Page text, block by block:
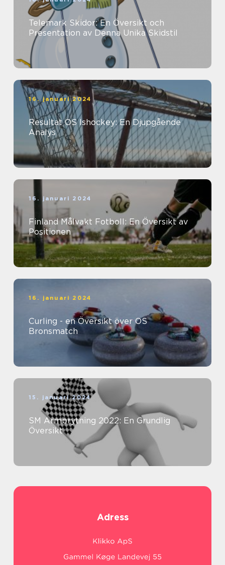
Telemark Skidor: En Översikt och
Presentation av Denna Unika Skidstil
16. januari 2024
Resultat OS Ishockey: En Djupgående
Analys
16. januari 2024
Finland Målvakt Fotboll: En Översikt av
Positionen
16. januari 2024
Curling - en Översikt över OS
Bronsmatch
15. januari 2024
SM Armbrytning 2022: En Grundlig
Översikt
Adress